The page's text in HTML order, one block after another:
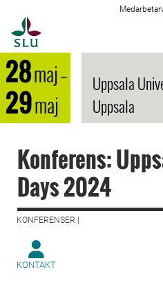
28maj–
29maj
Uppsala
Uppsala
Konferens:
Days 2024
KONFERENSER |
KONTAKT